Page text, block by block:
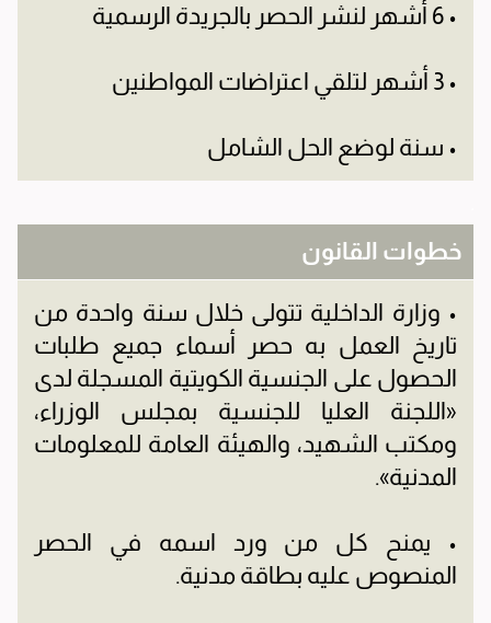
• 6 أشهر لنشر الحصر بالجريدة الرسمية
• 3 أشهر لتلقي اعتراضات المواطنين
• سنة لوضع الحل الشامل
خطوات القانون
• وزارة الداخلية تتولى خلال سنة واحدة من
تاريخ العمل به حصر أسماء جميع طلبات
الحصول على الجنسية الكويتية المسجلة لدى
«اللجنة العليا للجنسية بمجلس الوزراء،
ومكتب الشهيد، والهيئة العامة للمعلومات
المدنية».
• يمنح كل من ورد اسمه في الحصر
المنصوص عليه بطاقة مدنية.